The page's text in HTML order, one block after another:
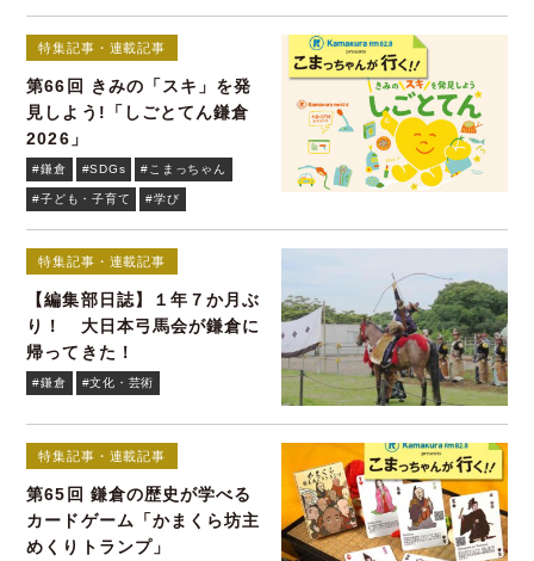
特集記事・連載記事
第66回 きみの「スキ」を発
見しよう!「しごとてん鎌倉
2026」
#鎌倉 #SDGs #こまっちゃん
#子ども・子育て #学び
特集記事・連載記事
【編集部日誌】１年７か月ぶ
り！ 大日本弓馬会が鎌倉に
帰ってきた！
#鎌倉 #文化・芸術
特集記事・連載記事
第65回 鎌倉の歴史が学べる
カードゲーム「かまくら坊主
めくりトランプ」